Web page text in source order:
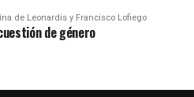
de Leonardis y Francisco Lofiego
de género